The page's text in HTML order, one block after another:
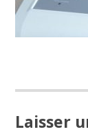
Laisser